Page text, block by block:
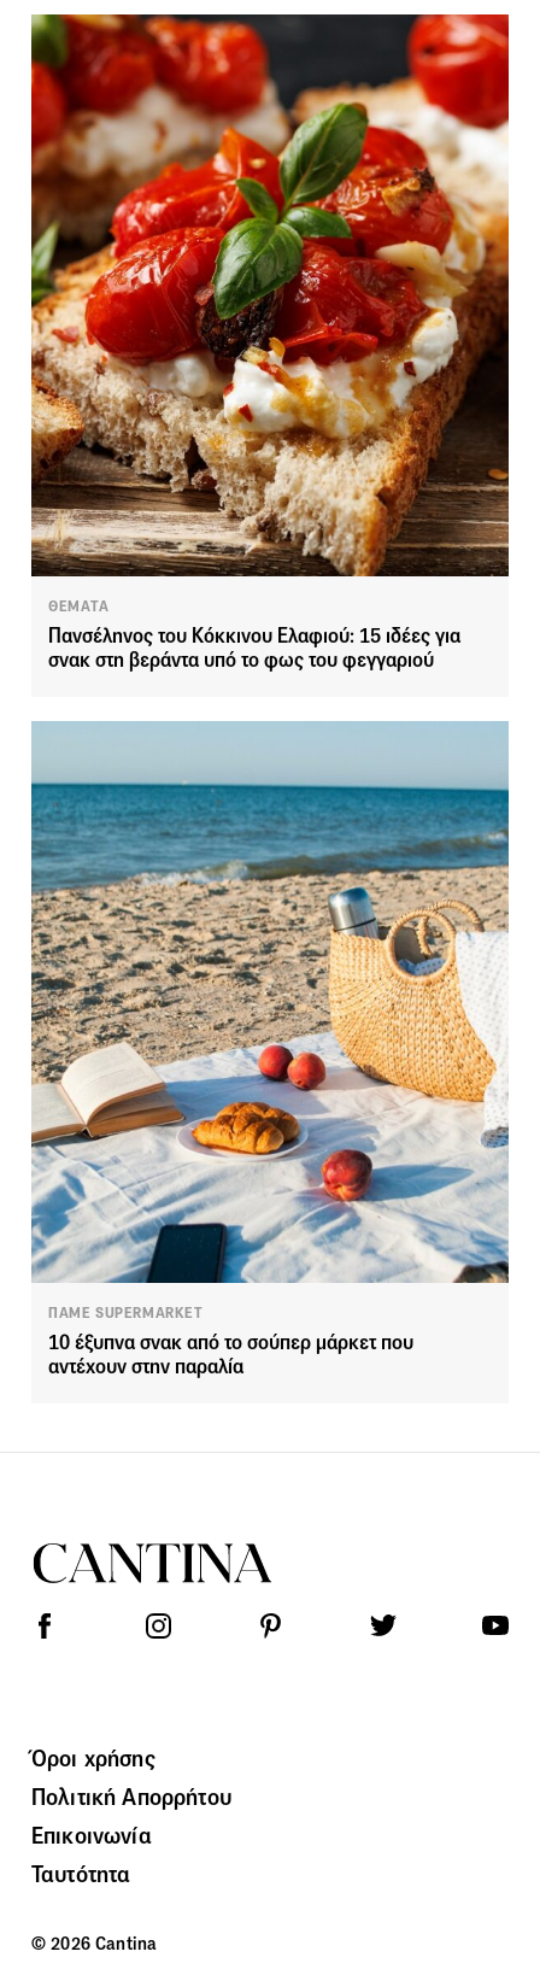
ΘΕΜΑΤΑ
Πανσέληνος του Κόκκινου Ελαφιού: 15 ιδέες για
σνακ στη βεράντα υπό το φως του φεγγαριού
ΠΑΜΕ SUPERMARKET
10 έξυπνα σνακ από το σούπερ μάρκετ που
αντέχουν στην παραλία
Όροι χρήσης
Πολιτική Απορρήτου
Επικοινωνία
Ταυτότητα
© 2026 Cantina